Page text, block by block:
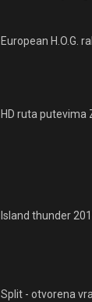
European H.O.G.
HD ruta putevima
Island thunder
Split - otvorena